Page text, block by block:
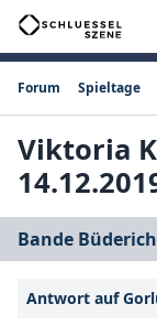
Forum Spieltage
Viktoria
Bande Büderich
Antwort auf